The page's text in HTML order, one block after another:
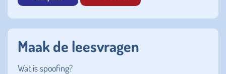
Maak de leesvragen
Wat is spoofing?